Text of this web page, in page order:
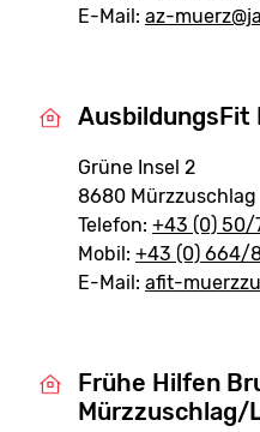
E-Mail: az-
AusbildungsFit
Grüne Insel 2
8680 Mürzzuschlag
Telefon: +43 (0) 50/
Mobil: +43 (0) 664/
E-Mail: afit-
Frühe Hilfen
Mürzzuschlag/